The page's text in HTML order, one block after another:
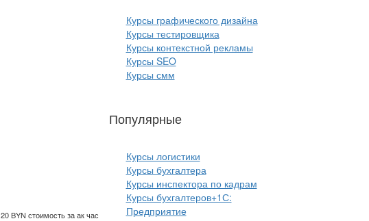
20 BYN стоимость за ак час
Курсы графического дизайна
Курсы тестировщика
Курсы контекстной рекламы
Курсы SEO
Курсы смм
Популярные
Курсы логистики
Курсы бухгалтера
Курсы инспектора по кадрам
Курсы бухгалтеров+1С:
Предприятие